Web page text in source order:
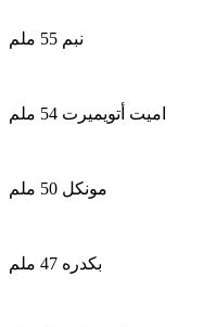
نبم 55 ملم
اميت أتويميرت 54 ملم
مونكل 50 ملم
بكدره 47 ملم